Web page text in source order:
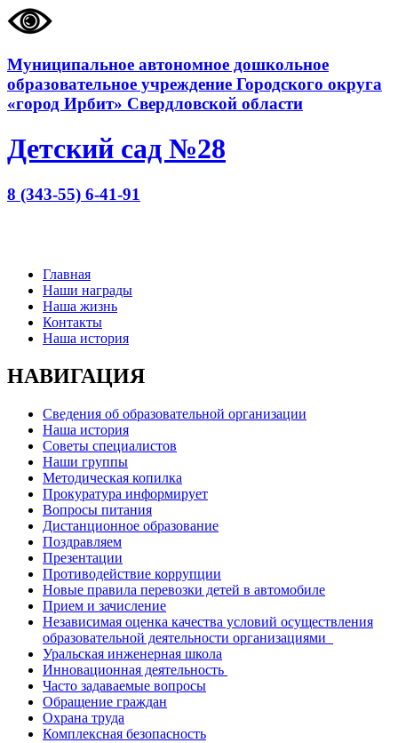
Муниципальное автономное дошкольное
образовательное учреждение Городского округа
«город Ирбит» Свердловской области
Детский сад №28
8 (343-55) 6-41-91
Главная
Наши награды
Наша жизнь
Контакты
Наша история
НАВИГАЦИЯ
Сведения об образовательной организации
Наша история
Советы специалистов
Наши группы
Методическая копилка
Прокуратура информирует
Вопросы питания
Дистанционное образование
Поздравляем
Презентации
Противодействие коррупции
Новые правила перевозки детей в автомобиле
Прием и зачисление
Независимая оценка качества условий осуществления
образовательной деятельности организациями
Уральская инженерная школа
Инновационная деятельность
Часто задаваемые вопросы
Обращение граждан
Охрана труда
Комплексная безопасность